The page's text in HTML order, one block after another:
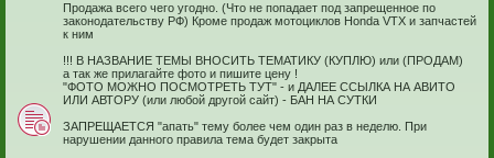
Продажа всего чего угодно. (Что не попадает под запрещенное по
законодательству РФ) Кроме продаж мотоциклов Honda VTX и запчастей
к ним
!!! В НАЗВАНИЕ ТЕМЫ ВНОСИТЬ ТЕМАТИКУ (КУПЛЮ) или (ПРОДАМ)
а так же прилагайте фото и пишите цену !
"ФОТО МОЖНО ПОСМОТРЕТЬ ТУТ" - и ДАЛЕЕ ССЫЛКА НА АВИТО
ИЛИ АВТОРУ (или любой другой сайт) - БАН НА СУТКИ
ЗАПРЕЩАЕТСЯ "апать" тему более чем один раз в неделю. При
нарушении данного правила тема будет закрыта